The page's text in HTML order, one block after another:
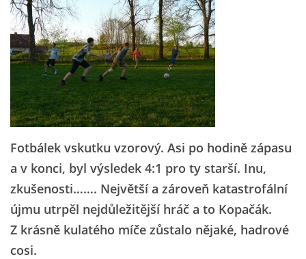
Fotbálek vskutku vzorový. Asi po hodině zápasu
a v konci, byl výsledek 4:1 pro ty starší. Inu,
zkušenosti……. Největší a zároveň katastrofální
újmu utrpěl nejdůležitější hráč a to Kopačák.
Z krásně kulatého míče zůstalo nějaké, hadrové
cosi.